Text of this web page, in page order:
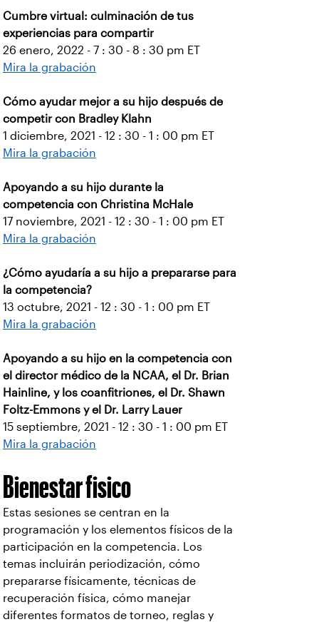
Cumbre virtual: culminación de tus
experiencias para compartir
26 enero, 2022 - 7 : 30 - 8 : 30 pm ET
Mira la grabación
Cómo ayudar mejor a su hijo después de
competir con Bradley Klahn
1 diciembre, 2021 - 12 : 30 - 1 : 00 pm ET
Mira la grabación
Apoyando a su hijo durante la
competencia con Christina McHale
17 noviembre, 2021 - 12 : 30 - 1 : 00 pm ET
Mira la grabación
¿Cómo ayudaría a su hijo a prepararse para
la competencia?
13 octubre, 2021 - 12 : 30 - 1 : 00 pm ET
Mira la grabación
Apoyando a su hijo en la competencia con
el director médico de la NCAA, el Dr. Brian
Hainline, y los coanfitriones, el Dr. Shawn
Foltz-Emmons y el Dr. Larry Lauer
15 septiembre, 2021 - 12 : 30 - 1 : 00 pm ET
Mira la grabación
Bienestar fisico
Estas sesiones se centran en la
programación y los elementos físicos de la
participación en la competencia. Los
temas incluirán periodización, cómo
prepararse físicamente, técnicas de
recuperación física, cómo manejar
diferentes formatos de torneo, reglas y